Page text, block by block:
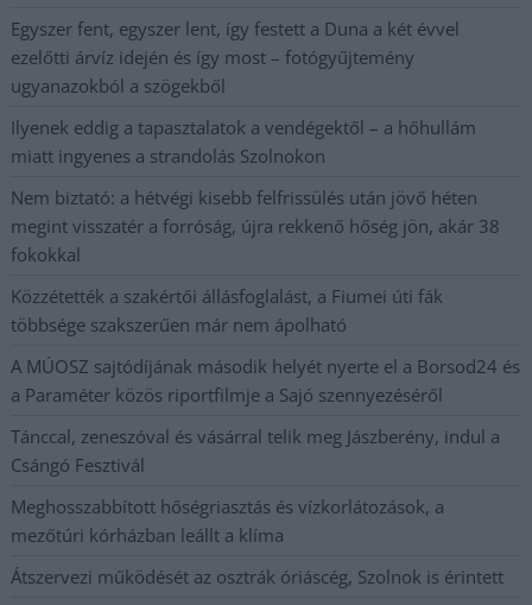
Egyszer fent, egyszer lent, így festett a Duna a két évvel
ezelőtti árvíz idején és így most – fotógyűjtemény
ugyanazokból a szögekből
Ilyenek eddig a tapasztalatok a vendégektől – a hőhullám
miatt ingyenes a strandolás Szolnokon
Nem biztató: a hétvégi kisebb felfrissülés után jövő héten
megint visszatér a forróság, újra rekkenő hőség jön, akár 38
fokokkal
Közzétették a szakértői állásfoglalást, a Fiumei úti fák
többsége szakszerűen már nem ápolható
A MÚOSZ sajtódíjának második helyét nyerte el a Borsod24 és
a Paraméter közös riportfilmje a Sajó szennyezéséről
Tánccal, zeneszóval és vásárral telik meg Jászberény, indul a
Csángó Fesztivál
Meghosszabbított hőségriasztás és vízkorlátozások, a
mezőtúri kórházban leállt a klíma
Átszervezi működését az osztrák óriáscég, Szolnok is érintett